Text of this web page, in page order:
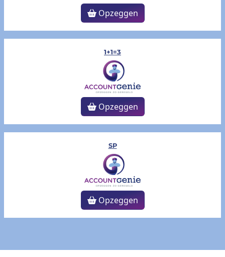
Opzeggen
1+1=3
Opzeggen
SP
Opzeggen